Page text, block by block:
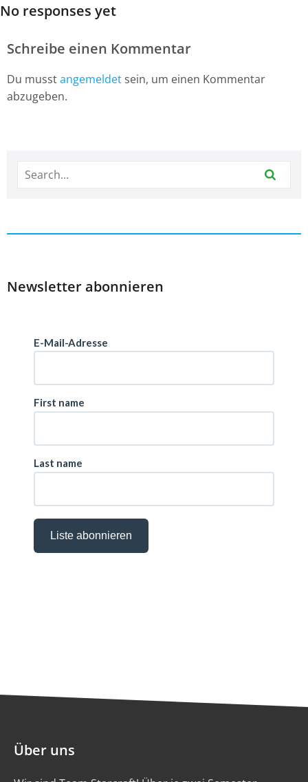
No responses yet
Schreibe einen Kommentar
Du musstangemeldet sein, um einen Kommentar
abzugeben.
Newsletter abonnieren
Über uns